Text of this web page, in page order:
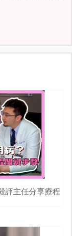
評主任分享療程